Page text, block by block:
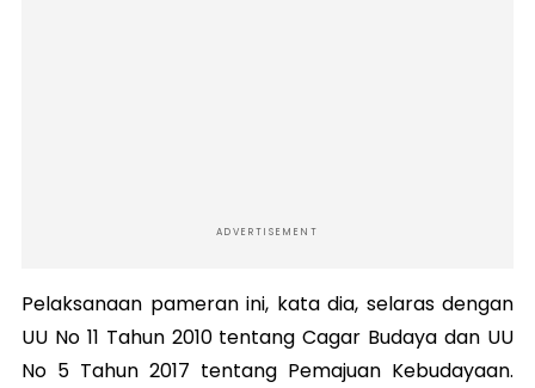
ADVERTISEMENT
Pelaksanaan pameran ini, kata dia, selaras dengan
UU No 11 Tahun 2010 tentang Cagar Budaya dan UU
No 5 Tahun 2017 tentang Pemajuan Kebudayaan.